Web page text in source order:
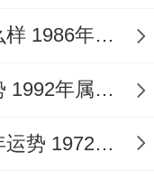
全都财挂件帮
场；‌伴侣关系:
1986年属虎的人2026年怎么样 1986年属虎的5位吉利数字
1992年属猴的人2026年运势 1992年属猴人2026年运势及运程
1972年属鼠在2026年的全年运势 1972年属鼠在52岁后的运气